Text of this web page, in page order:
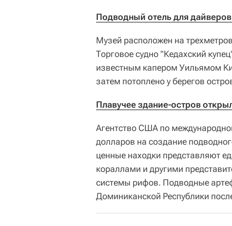
Подводный отель для
Музей расположен на
Торговое судно "Кедахский
известным капером Уильямом
затем потоплено у берегов
Плавучее здание-остров
Агентство США по
долларов на создание
ценные находки представляют
кораллами и другими
системы рифов. Подводные
Доминиканской Республики